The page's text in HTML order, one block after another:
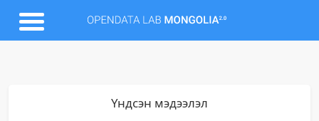
Үндсэн мэдээлэл